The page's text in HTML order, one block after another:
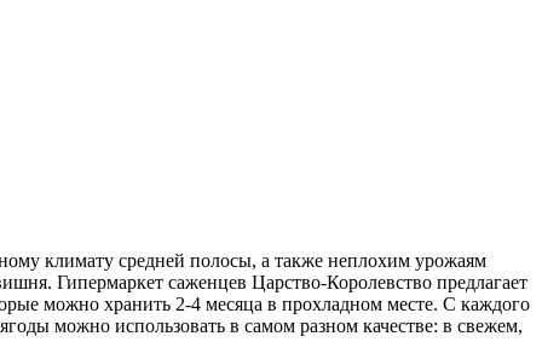
климату средней полосы, а также неплохим урожаям
Гипермаркет саженцев Царство-Королевство предлагает
можно хранить 2-4 месяца в прохладном месте. С каждого
можно использовать в самом разном качестве: в свежем,